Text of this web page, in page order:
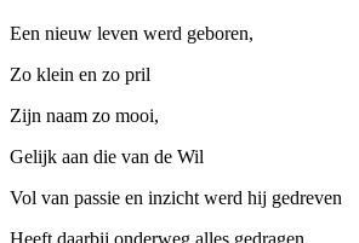
Een nieuw leven werd geboren,
Zo klein en zo pril
Zijn naam zo mooi,
Gelijk aan die van de Wil
Vol van passie en inzicht werd hij gedreven
Heeft daarbij onderweg alles gedragen